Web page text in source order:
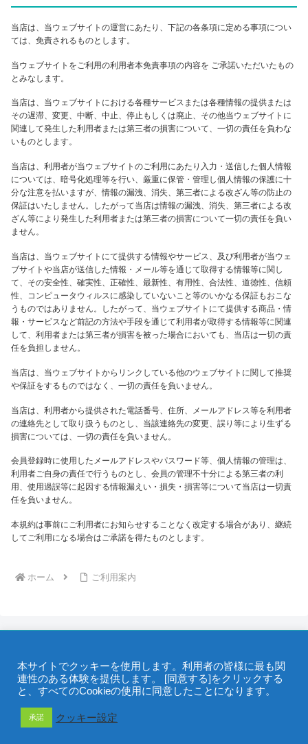
当店は、当ウェブサイトの運営にあたり、下記の各条項に定める事項につい
ては、免責されるものとします。
当ウェブサイトをご利用の利用者本免責事項の内容を ご承諾いただいたもの
とみなします。
当店は、当ウェブサイトにおける各種サービスまたは各種情報の提供または
その遅滞、変更、中断、中止、停止もしくは廃止、その他当ウェブサイトに
関連して発生した利用者または第三者の損害について、一切の責任を負わな
いものとします。
当店は、利用者が当ウェブサイトのご利用にあたり入力・送信した個人情報
については、暗号化処理等を行い、厳重に保管・管理し個人情報の保護に十
分な注意を払いますが、情報の漏洩、消失、第三者による改ざん等の防止の
保証はいたしません。したがって当店は情報の漏洩、消失、第三者による改
ざん等により発生した利用者または第三者の損害について一切の責任を負い
ません。
当店は、当ウェブサイトにて提供する情報やサービス、及び利用者が当ウェ
ブサイトや当店が送信した情報・メール等を通じて取得する情報等に関し
て、その安全性、確実性、正確性、最新性、有用性、合法性、道徳性、信頼
性、コンピュータウィルスに感染していないこと等のいかなる保証もおこな
うものではありません。したがって、当ウェブサイトにて提供する商品・情
報・サービスなど前記の方法や手段を通じて利用者が取得する情報等に関連
して、利用者または第三者が損害を被った場合においても、当店は一切の責
任を負担しません。
当店は、当ウェブサイトからリンクしている他のウェブサイトに関して推奨
や保証をするものではなく、一切の責任を負いません。
当店は、利用者から提供された電話番号、住所、メールアドレス等を利用者
の連絡先として取り扱うものとし、当該連絡先の変更、誤り等により生ずる
損害については、一切の責任を負いません。
会員登録時に使用したメールアドレスやパスワード等、個人情報の管理は、
利用者ご自身の責任で行うものとし、会員の管理不十分による第三者の利
用、使用過誤等に起因する情報漏えい・損失・損害等について当店は一切責
任を負いません。
本規約は事前にご利用者にお知らせすることなく改定する場合があり、継続
してご利用になる場合はご承諾を得たものとします。
ホーム ご利用案内
©2005- 一般社団法人 移動販売協会 / 当サイトの画像・動画・文章は
本サイトでクッキーを使用します。利用者の皆様に最も関
連性のある体験を提供します。 [同意する]をクリックする
と、すべてのCookieの使用に同意したことになります。
承諾 クッキー設定